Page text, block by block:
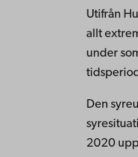
Utifrån
allt
under
Den
2020